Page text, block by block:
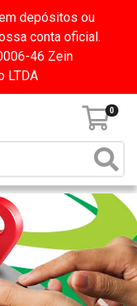
depósitos ou
conta oficial.
46 Zein
LTDA
0